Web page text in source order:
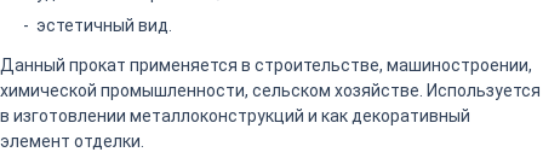
эстетичный вид.
Данный прокат применяется в строительстве, машиностроении,
химической промышленности, сельском хозяйстве. Используется
в изготовлении металлоконструкций и как декоративный
элемент отделки.